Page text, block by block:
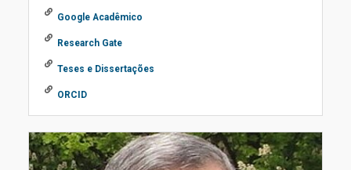
Google Acadêmico
Research Gate
Teses e Dissertações
ORCID